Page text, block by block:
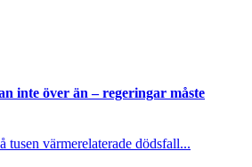
inte över än – regeringar måste
tusen värmerelaterade dödsfall...